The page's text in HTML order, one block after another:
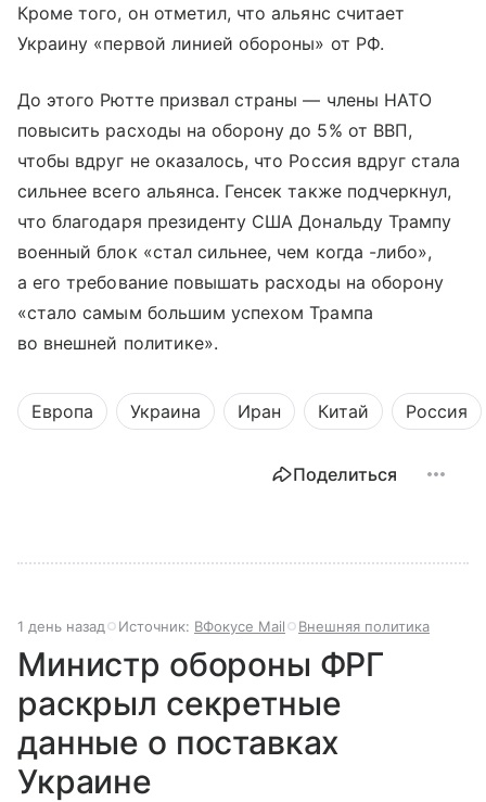
Кроме того, он отметил, что альянс считает
Украину «первой линией обороны» от РФ.
До этого Рютте призвал страны — члены НАТО
повысить расходы на оборону до 5% от ВВП,
чтобы вдруг не оказалось, что Россия вдруг стала
сильнее всего альянса. Генсек также подчеркнул,
что благодаря президенту США Дональду Трампу
военный блок «стал сильнее, чем когда -либо»,
а его требование повышать расходы на оборону
«стало самым большим успехом Трампа
во внешней политике».
Европа Украина Иран Китай Россия
Поделиться
1 день назад Источник: ВФокусе Mail Внешняя политика
Министр обороны ФРГ
раскрыл секретные
данные о поставках
Украине